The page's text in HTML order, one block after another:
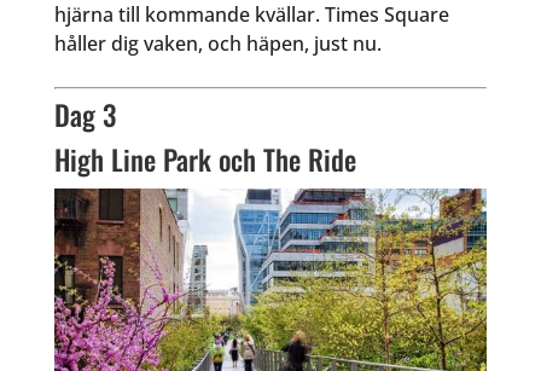
hjärna till kommande kvällar. Times Square
håller dig vaken, och häpen, just nu.
Dag 3
High Line Park och The Ride